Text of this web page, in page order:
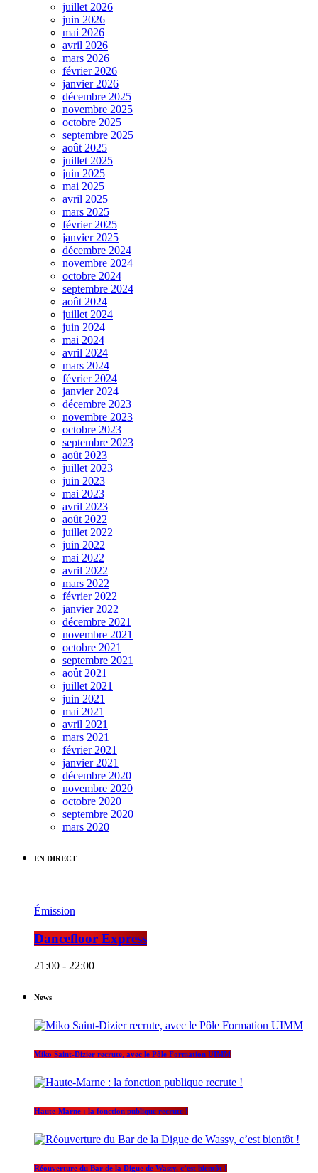
juillet 2026
juin 2026
mai 2026
avril 2026
mars 2026
février 2026
janvier 2026
décembre 2025
novembre 2025
octobre 2025
septembre 2025
août 2025
juillet 2025
juin 2025
mai 2025
avril 2025
mars 2025
février 2025
janvier 2025
décembre 2024
novembre 2024
octobre 2024
septembre 2024
août 2024
juillet 2024
juin 2024
mai 2024
avril 2024
mars 2024
février 2024
janvier 2024
décembre 2023
novembre 2023
octobre 2023
septembre 2023
août 2023
juillet 2023
juin 2023
mai 2023
avril 2023
août 2022
juillet 2022
juin 2022
mai 2022
avril 2022
mars 2022
février 2022
janvier 2022
décembre 2021
novembre 2021
octobre 2021
septembre 2021
août 2021
juillet 2021
juin 2021
mai 2021
avril 2021
mars 2021
février 2021
janvier 2021
décembre 2020
novembre 2020
octobre 2020
septembre 2020
mars 2020
EN DIRECT
Émission
Dancefloor Express
21:00 - 22:00
News
Miko Saint-Dizier recrute, avec le Pôle Formation UIMM
Haute-Marne : la fonction publique recrute !
Réouverture du Bar de la Digue de Wassy, c’est bientôt !